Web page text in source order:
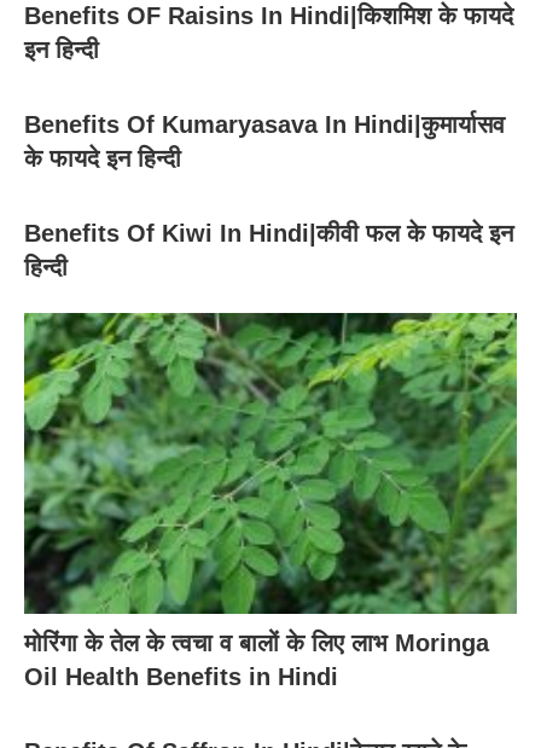
Benefits OF Raisins In Hindi|किशमिश के फायदे
इन हिन्दी
Benefits Of Kumaryasava In Hindi|कुमार्यासव
के फायदे इन हिन्दी
Benefits Of Kiwi In Hindi|कीवी फल के फायदे इन
हिन्दी
मोरिंगा के तेल के त्वचा व बालों के लिए लाभ Moringa
Oil Health Benefits in Hindi